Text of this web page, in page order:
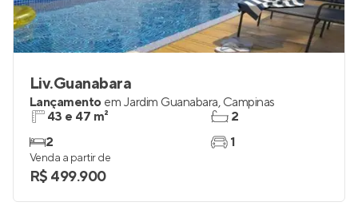
Liv.Guanabara
Lançamento em Jardim Guanabara, Campinas
43 e 47 m²
2
2
1
Venda a partir de
R$ 499.900